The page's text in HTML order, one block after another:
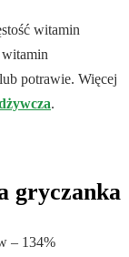
witamin
witamin
potrawie. Więcej
.
gryczanka
– 134%